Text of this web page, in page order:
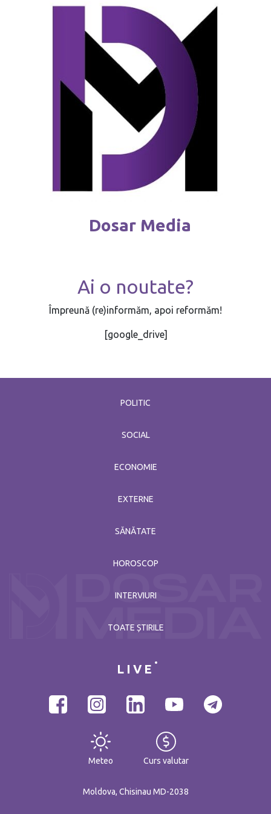
Reguli noi pentru deținătorii de câini
februarie 4 / 2026
Dosar Media
Ai o noutate?
Împreună (re)informăm, apoi reformăm!
[google_drive]
POLITIC
SOCIAL
ECONOMIE
EXTERNE
SĂNĂTATE
HOROSCOP
INTERVIURI
TOATE ȘTIRILE
LIVE
Meteo Curs valutar
Moldova, Chisinau MD-2038